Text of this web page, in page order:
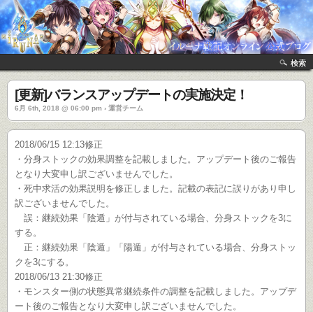
検索
[更新]バランスアップデートの実施決定！
6月 6th, 2018 @ 06:00 pm › 運営チーム
2018/06/15 12:13修正
・分身ストックの効果調整を記載しました。アップデート後のご報告
となり大変申し訳ございませんでした。
・死中求活の効果説明を修正しました。記載の表記に誤りがあり申し
訳ございませんでした。
誤：継続効果「陰遁」が付与されている場合、分身ストックを3に
する。
正：継続効果「陰遁」「陽遁」が付与されている場合、分身ストッ
クを3にする。
2018/06/13 21:30修正
・モンスター側の状態異常継続条件の調整を記載しました。アップデ
ート後のご報告となり大変申し訳ございませんでした。